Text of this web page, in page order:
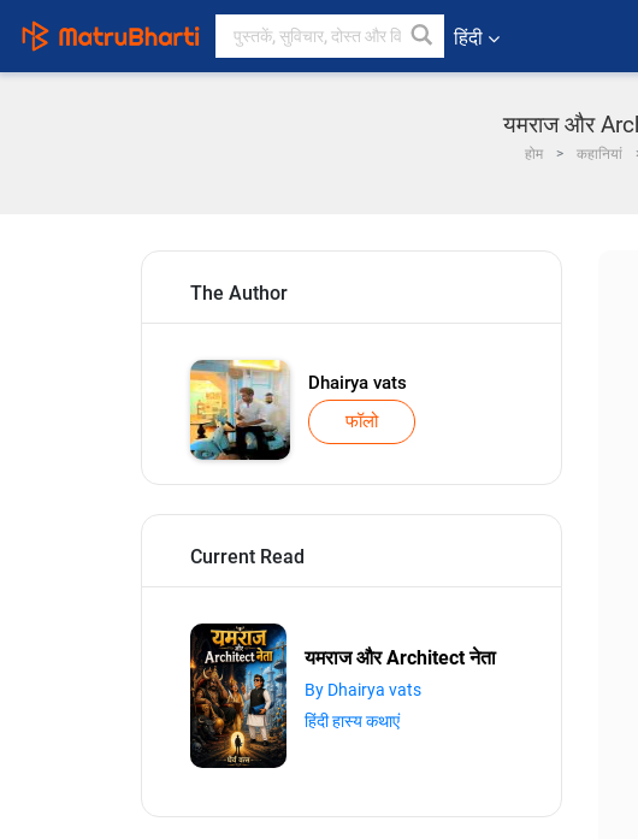
हिंदी
यमराज और
होम कहानियां
The Author
Dhairya vats
फॉलो
Current Read
यमराज और Architect नेता
By Dhairya vats
हिंदी हास्य कथाएं